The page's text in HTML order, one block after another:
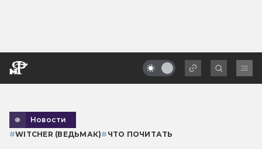
Новости
#WITCHER (ВЕДЬМАК)# ЧТО ПОЧИТАТЬ